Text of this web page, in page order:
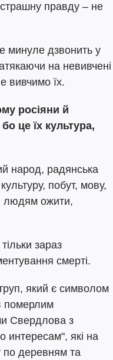
правду – не
минуле дзвонить у
на невивчені
вивчимо їх.
росіяни й
це їх культура,
народ, радянська
побут, мову,
людям ожити,
зараз
смерті.
який є символом
померлим
Свердлова з
интересам", які на
по деревням та